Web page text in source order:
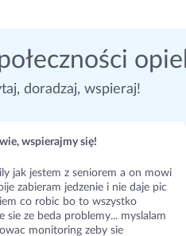
doradzaj, wspieraj!
wspierajmy się!
jak jestem z seniorem a on mowi
zabieram jedzenie i nie daje pic
co robic bo to wszystko
sie ze beda problemy... myslalam
monitoring zeby sie